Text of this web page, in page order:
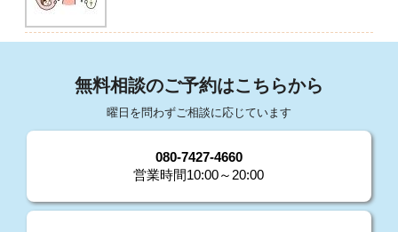
無料相談のご予約はこちらから
曜日を問わずご相談に応じています
080-7427-4660
営業時間10:00～20:00